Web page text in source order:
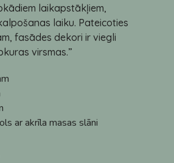
laikapstākļiem,
laiku. Pateicoties
fasādes dekori ir viegli
virsmas.”
ar akrīla masas slāni